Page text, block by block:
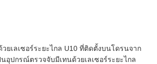
วยเลเซอร์ระยะไกล U10 ที่ติดตั้งบนโดรนจาก
นอุปกรณ์ตรวจจับมีเทนด้วยเลเซอร์ระยะไกล